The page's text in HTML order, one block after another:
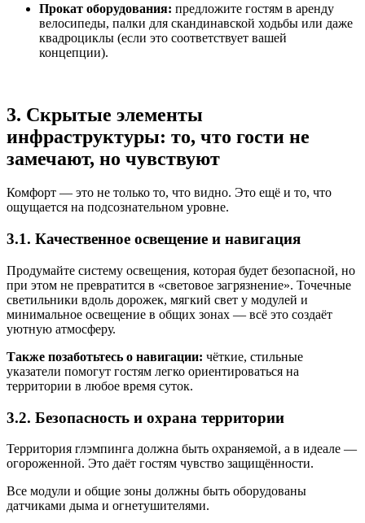
Прокат оборудования: предложите гостям в аренду
велосипеды, палки для скандинавской ходьбы или даже
квадроциклы (если это соответствует вашей
концепции).
3. Скрытые элементы
инфраструктуры: то, что гости не
замечают, но чувствуют
Комфорт — это не только то, что видно. Это ещё и то, что
ощущается на подсознательном уровне.
3.1. Качественное освещение и навигация
Продумайте систему освещения, которая будет безопасной, но
при этом не превратится в «световое загрязнение». Точечные
светильники вдоль дорожек, мягкий свет у модулей и
минимальное освещение в общих зонах — всё это создаёт
уютную атмосферу.
Также позаботьтесь о навигации: чёткие, стильные
указатели помогут гостям легко ориентироваться на
территории в любое время суток.
3.2. Безопасность и охрана территории
Территория глэмпинга должна быть охраняемой, а в идеале —
огороженной. Это даёт гостям чувство защищённости.
Все модули и общие зоны должны быть оборудованы
датчиками дыма и огнетушителями.